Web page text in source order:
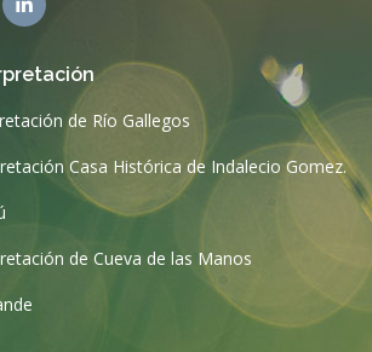
de Río Gallegos
Casa Histórica de Indalecio Gomez.
de Cueva de las Manos